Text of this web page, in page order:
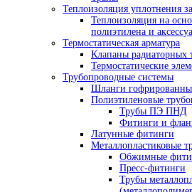
Теплоизоляция уплотнения
Теплоизоляция на
полиэтилена и
Термостатическая арматура
Клапаны радиаторных
Термостатические
Трубопроводные системы
Шланги
Полиэтиленовые
Трубы ПЭ ПНД
Фитинги и
Латунные фитинги
Металлопластиковые
Обжимные
Пресс-фитинги
Трубы